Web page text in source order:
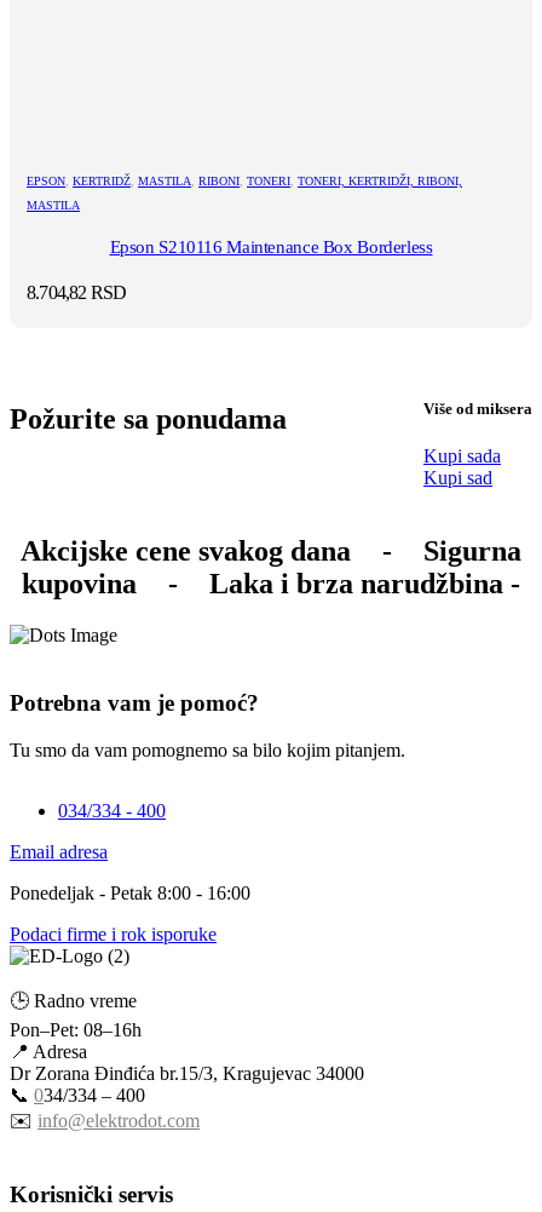
EPSON, KERTRIDŽ, MASTILA, RIBONI, TONERI, TONERI, KERTRIDŽI, RIBONI,
MASTILA
Epson S210116 Maintenance Box Borderless
8.704,82RSD
Požurite sa ponudama Više od miksera
Kupi sada
Kupi sad
Akcijske cene svakog dana -
Sigurna
kupovina
- Laka i brza narudžbina -
Potrebna vam je pomoć?
Tu smo da vam pomognemo sa bilo kojim pitanjem.
034/334 - 400
Email adresa
Ponedeljak - Petak 8:00 - 16:00
Podaci firme i rok isporuke
🕒 Radno vreme
Pon–Pet: 08–16h
📍 Adresa
Dr Zorana Đinđića br.15/3, Kragujevac 34000
📞 034/334 – 400
✉️ info@elektrodot.com
Korisnički servis